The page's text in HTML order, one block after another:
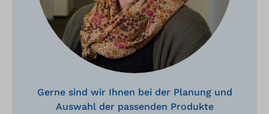
Gerne sind wir Ihnen bei der Planung und
Auswahl der passenden Produkte